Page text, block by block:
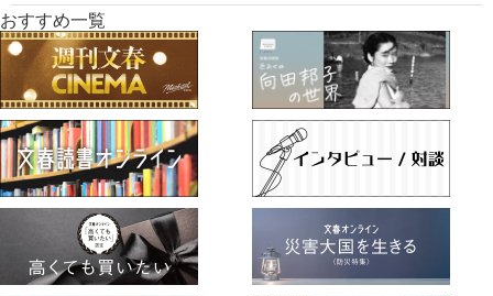
おすすめ一覧